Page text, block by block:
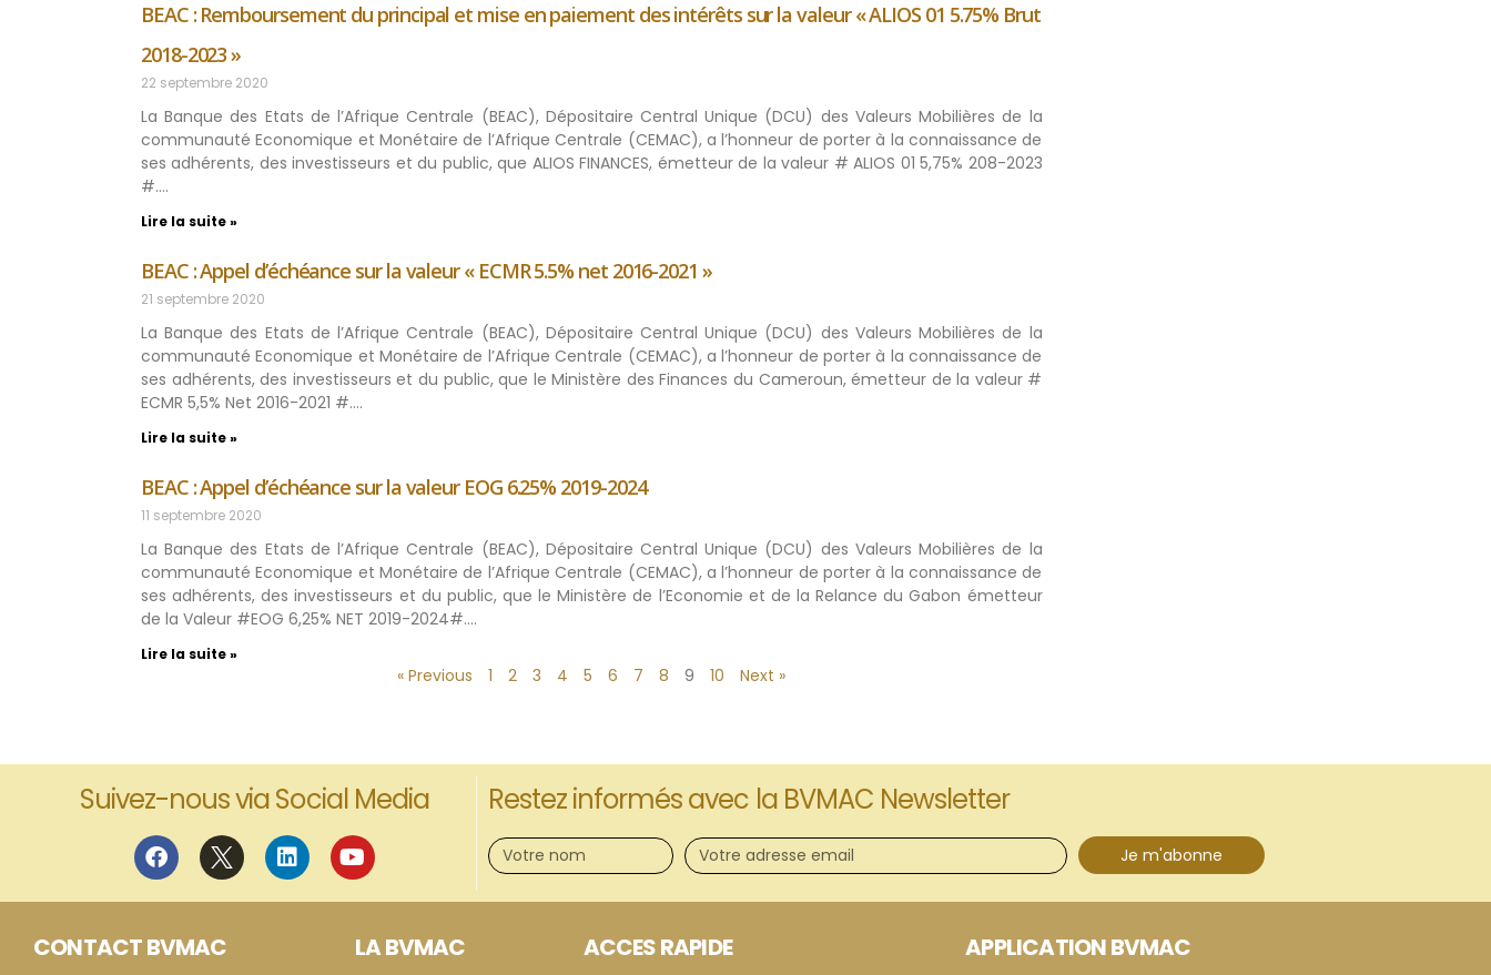
BEAC : Remboursement du principal et mise en paiement des intérêts sur la valeur « ALIOS 01 5.75% Brut
2018-2023 »
22 septembre 2020
La Banque des Etats de l’Afrique Centrale (BEAC), Dépositaire Central Unique (DCU) des Valeurs Mobilières de la
communauté Economique et Monétaire de l’Afrique Centrale (CEMAC), a l’honneur de porter à la connaissance de
ses adhérents, des investisseurs et du public, que ALIOS FINANCES, émetteur de la valeur # ALIOS 01 5,75% 208-2023
#….
Lire la suite »
BEAC : Appel d’échéance sur la valeur « ECMR 5.5% net 2016-2021 »
21 septembre 2020
La Banque des Etats de l’Afrique Centrale (BEAC), Dépositaire Central Unique (DCU) des Valeurs Mobilières de la
communauté Economique et Monétaire de l’Afrique Centrale (CEMAC), a l’honneur de porter à la connaissance de
ses adhérents, des investisseurs et du public, que le Ministère des Finances du Cameroun, émetteur de la valeur #
ECMR 5,5% Net 2016-2021 #….
Lire la suite »
BEAC : Appel d’échéance sur la valeur EOG 6.25% 2019-2024
11 septembre 2020
La Banque des Etats de l’Afrique Centrale (BEAC), Dépositaire Central Unique (DCU) des Valeurs Mobilières de la
communauté Economique et Monétaire de l’Afrique Centrale (CEMAC), a l’honneur de porter à la connaissance de
ses adhérents, des investisseurs et du public, que le Ministère de l’Economie et de la Relance du Gabon émetteur
de la Valeur #EOG 6,25% NET 2019-2024#….
Lire la suite »
« Previous 1 2 3 4 5 6 7 8 9 10 Next »
Suivez-nous via Social Media Restez informés avec la BVMAC Newsletter
Je m'abonne
CONTACT BVMAC LA BVMAC ACCES RAPIDE APPLICATION BVMAC